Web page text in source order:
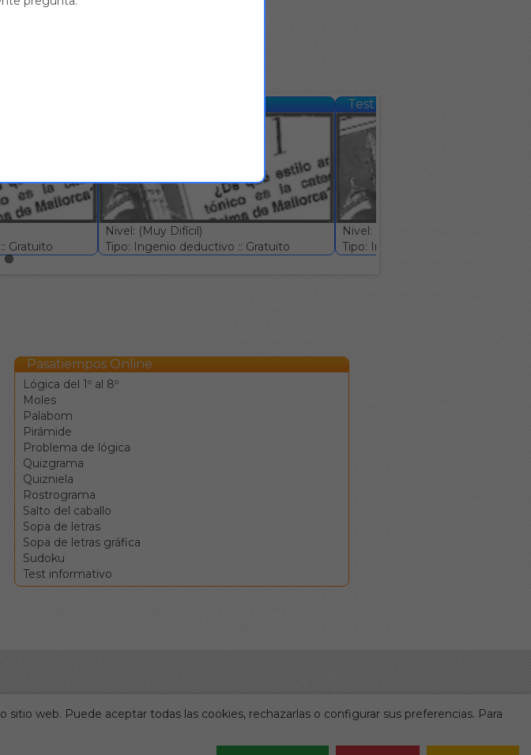
Gratuito
Nivel: (Muy Difícil)
Tipo: Ingenio deductivo :: Gratuito
Test informativo #580
Nivel: (Muy Difícil)
Tipo: Ingenio deductivo :: Gratuito
Pasatiempos Online
Lógica del 1º al 8º
Moles
Palabom
Pirámide
Problema de lógica
Quizgrama
Quizniela
Rostrograma
Salto del caballo
Sopa de letras
Sopa de letras gráfica
Sudoku
Test informativo
web. Puede aceptar todas las cookies, rechazarlas o configurar sus preferencias. Para